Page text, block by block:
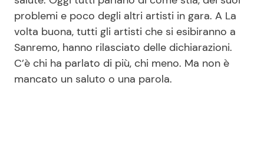
Viaggi e Turismo
Festività
Ricette Feste
Ricette per Bambini
problemi e poco degli altri artisti in gara. A La
volta buona, tutti gli artisti che si esibiranno a
Sanremo, hanno rilasciato delle dichiarazioni.
C’è chi ha parlato di più, chi meno. Ma non è
mancato un saluto o una parola.